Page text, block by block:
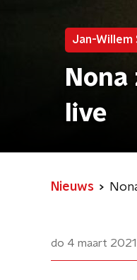
Jan-Willem
live
Nieuws
do 4 maart 2021